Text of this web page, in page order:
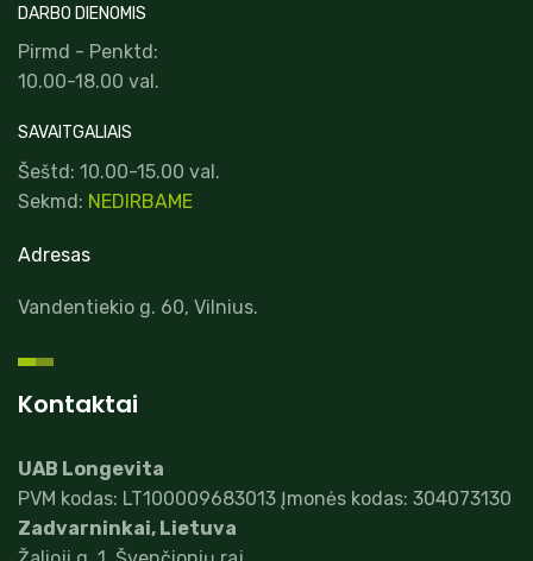
DARBO DIENOMIS
Pirmd - Penktd:
10.00-18.00 val.
SAVAITGALIAIS
Šeštd: 10.00-15.00 val.
Sekmd: NEDIRBAME
Adresas
Vandentiekio g. 60, Vilnius.
Kontaktai
UAB Longevita
PVM kodas: LT100009683013 Įmonės kodas: 304073130
Zadvarninkai, Lietuva